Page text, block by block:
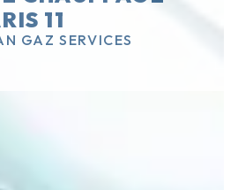
11
GAZ SERVICES